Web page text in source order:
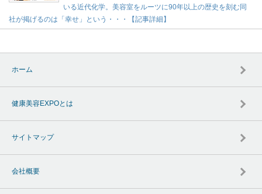
いる近代化学。美容室をルーツに90年以上の歴史を刻む同
社が掲げるのは「幸せ」という・・・【記事詳細】
ホーム
健康美容EXPOとは
サイトマップ
会社概要